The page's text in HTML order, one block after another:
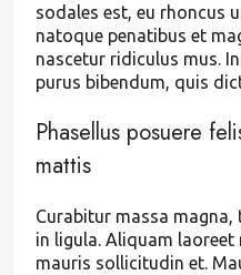
sodales est, eu rhoncus
natoque penatibus et
nascetur ridiculus mus.
purus bibendum, quis
Phasellus posuere
mattis
Curabitur massa
in ligula. Aliquam
mauris sollicitudin et.